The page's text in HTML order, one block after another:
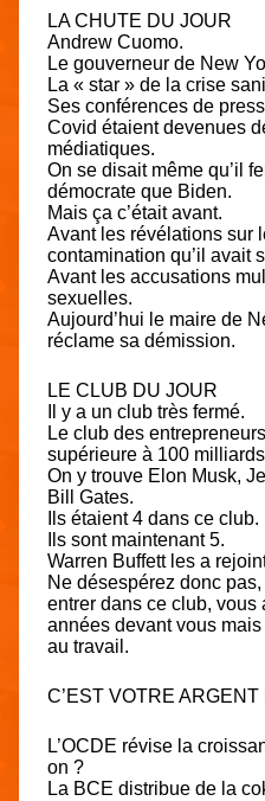
LA CHUTE DU JOUR
Andrew Cuomo.
Le gouverneur de New
La « star » de la crise
Ses conférences de
Covid étaient devenues
médiatiques.
On se disait même qu’il
démocrate que Biden.
Mais ça c’était avant.
Avant les révélations sur
contamination qu’il avait
Avant les accusations
sexuelles.
Aujourd’hui le maire de
réclame sa démission.
LE CLUB DU JOUR
Il y a un club très fermé.
Le club des
supérieure à 100
On y trouve Elon Musk,
Bill Gates.
Ils étaient 4 dans ce club.
Ils sont maintenant 5.
Warren Buffett les a
Ne désespérez donc
entrer dans ce club,
années devant vous
au travail.
C’EST VOTRE
L’OCDE révise la
on ?
La BCE distribue de la